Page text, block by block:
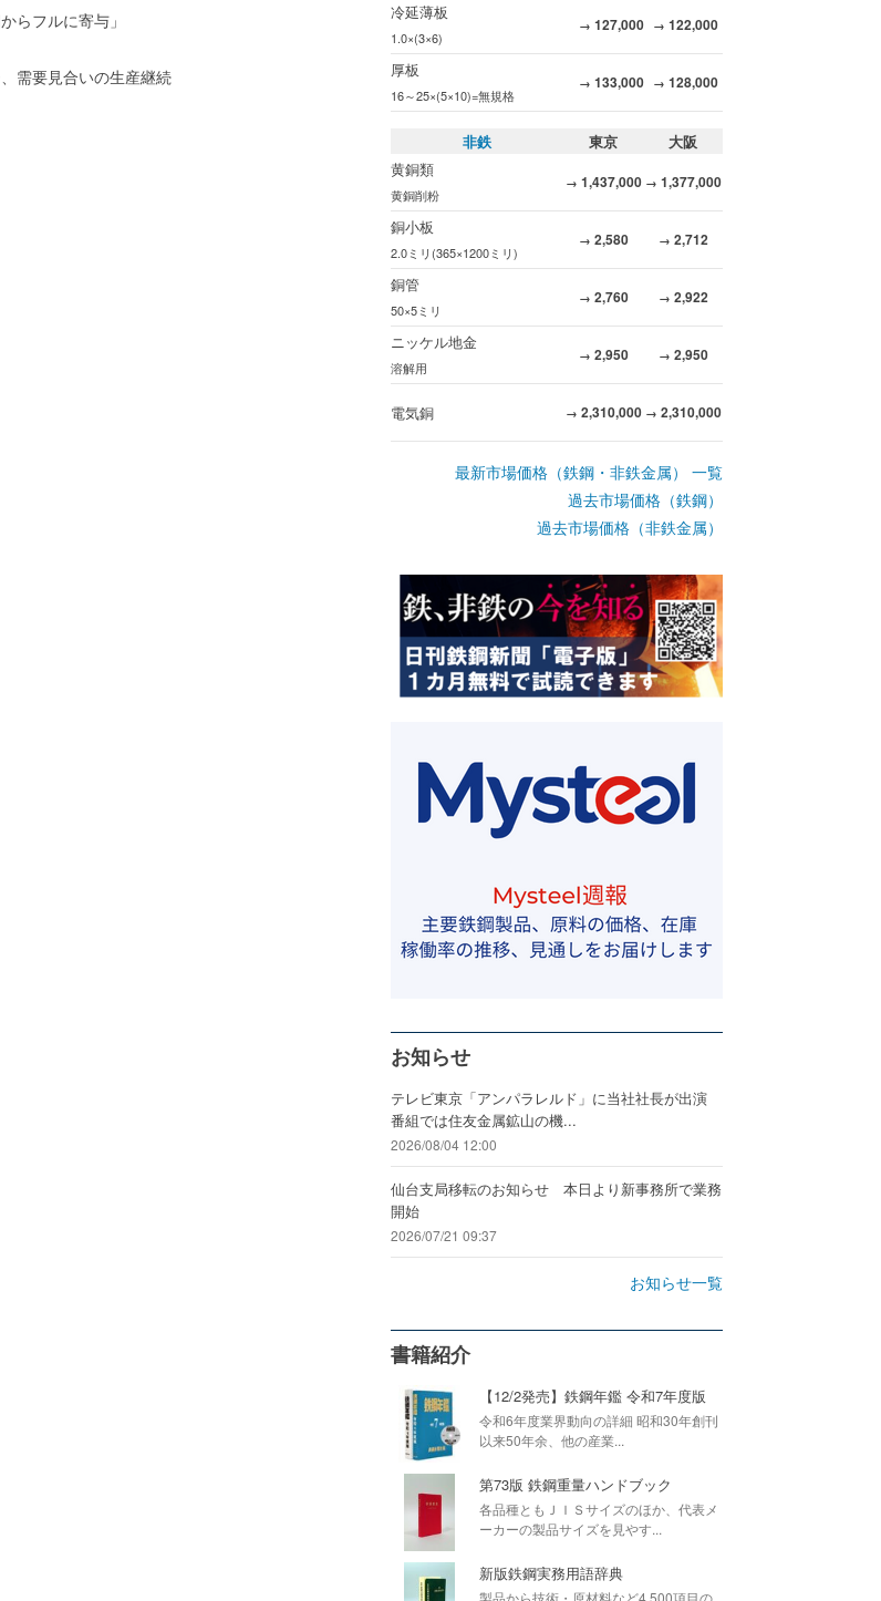
らフルに寄与」
需要見合いの生産継続
冷延薄板
1.0×(3×6)
→ 127,000 → 122,000
厚板
16～25×(5×10)=無規格
→ 133,000 → 128,000
非鉄 東京
大阪
黄銅類
黄銅削粉
→ 1,437,000 → 1,377,000
銅小板
2.0ミリ(365×1200ミリ)
→ 2,580 → 2,712
銅管
50×5ミリ
→ 2,760 → 2,922
ニッケル地金
溶解用
→ 2,950 → 2,950
電気銅 → 2,310,000 → 2,310,000
最新市場価格（鉄鋼・非鉄金属） 一覧
過去市場価格（鉄鋼）
過去市場価格（非鉄金属）
お知らせ
テレビ東京「アンパラレルド」に当社社長が出演
番組では住友金属鉱山の機...
2026/08/04 12:00
仙台支局移転のお知らせ 本日より新事務所で業務
開始
2026/07/21 09:37
お知らせ一覧
書籍紹介
【12/2発売】鉄鋼年鑑 令和7年度版
令和6年度業界動向の詳細 昭和30年創刊
以来50年余、他の産業...
第73版 鉄鋼重量ハンドブック
各品種ともＪＩＳサイズのほか、代表メ
ーカーの製品サイズを見やす...
新版鉄鋼実務用語辞典
製品から技術・原材料など4,500項目の